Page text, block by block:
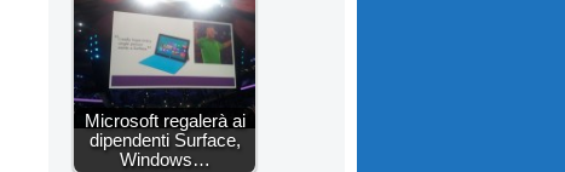
Microsoft regalerà ai
dipendenti Surface,
Windows…